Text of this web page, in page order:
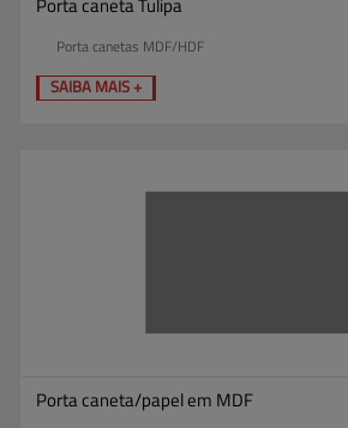
Porta caneta Tulipa
Porta canetas MDF/HDF
SAIBA MAIS +
Porta caneta/papel em MDF